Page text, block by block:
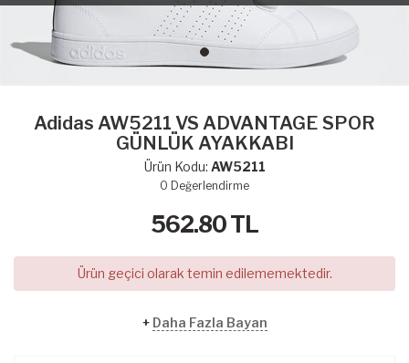
Adidas AW5211 VS ADVANTAGE SPOR
GÜNLÜK AYAKKABI
Ürün Kodu: AW5211
0 Değerlendirme
562.80TL
Ürün geçici olarak temin edilememektedir.
+ Daha Fazla Bayan